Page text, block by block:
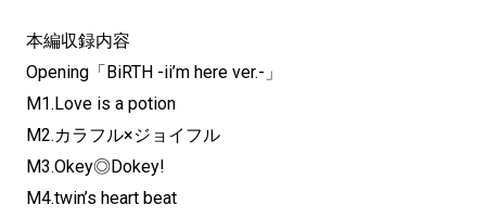
本編収録内容
Opening「BiRTH -ii’m here ver.-」
M1.Love is a potion
M2.カラフル×ジョイフル
M3.Okey◎Dokey!
M4.twin’s heart beat